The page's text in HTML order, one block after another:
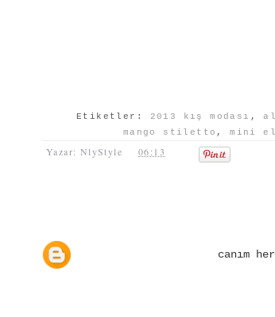
Etiketler: 2013 kış modası ,
mango stiletto ,mini
Yazar: NlyStyle 06:13
canım